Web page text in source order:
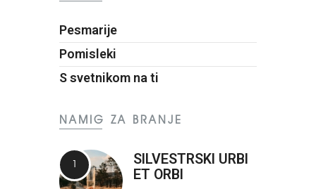
Pesmarije
Pomisleki
S svetnikom na ti
NAMIG ZA BRANJE
SILVESTRSKI URBI
ET ORBI